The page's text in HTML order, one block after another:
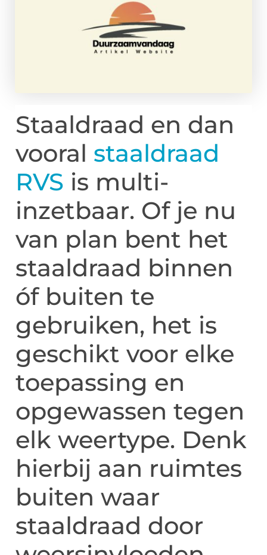
Staaldraad en dan
vooral staaldraad
RVS is multi-
inzetbaar. Of je nu
van plan bent het
staaldraad binnen
óf buiten te
gebruiken, het is
geschikt voor elke
toepassing en
opgewassen tegen
elk weertype. Denk
hierbij aan ruimtes
buiten waar
staaldraad door